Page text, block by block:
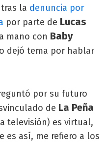
la denuncia por
por parte de Lucas
mano con Baby
dejó tema por hablar
por su futuro
de La Peña
televisión) es virtual,
es así, me refiero a los